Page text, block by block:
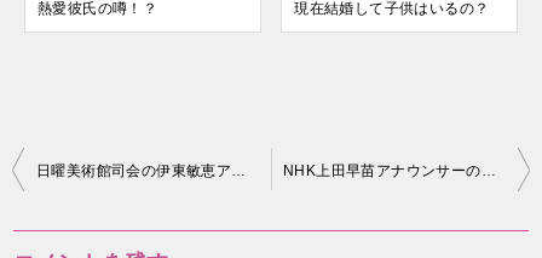
熱愛彼氏の噂！？
現在結婚して子供はいるの？
投
日曜美術館司会の伊東敏恵アナの年齢は？結婚相手の夫はどんな人？ NHK上田早苗アナウンサーの結婚や年齢、夫や子供の噂をまとめました！